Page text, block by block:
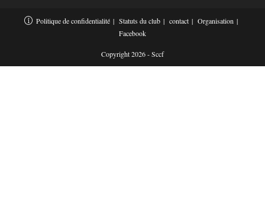
Politique de confidentialité Statuts du club contact
Organisation
Facebook
Copyright 2026 - Sccf